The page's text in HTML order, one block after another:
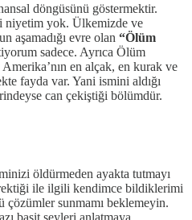
döngüsünü göstermektir.
niyetim yok. Ülkemizde ve
aşamadığı evre olan “Ölüm
sadece. Ayrıca Ölüm
en alçak, en kurak ve
fayda var. Yani ismini aldığı
can çekiştiği bölümdür.
öldürmeden ayakta tutmayı
ile ilgili kendimce bildiklerimi
çözümler sunmamı beklemeyin.
basit şeyleri anlatmaya